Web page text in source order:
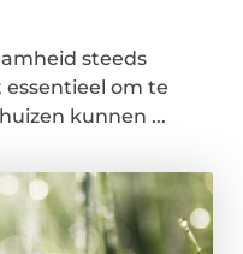
steeds
om te
kunnen ...